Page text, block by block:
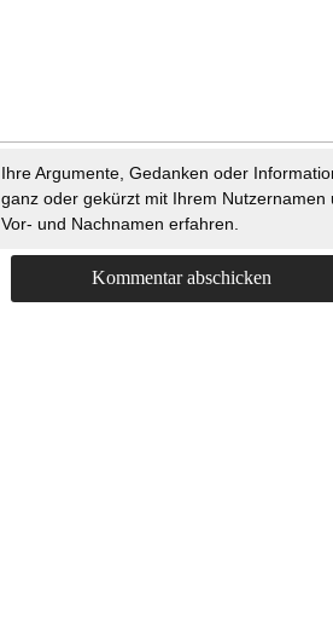
Ihre Argumente, Gedanken oder
ganz oder gekürzt mit Ihrem
Vor- und Nachnamen erfahren.